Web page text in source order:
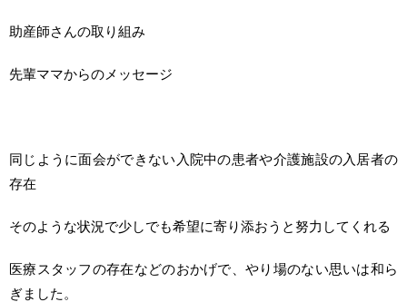
助産師さんの取り組み
先輩ママからのメッセージ
同じように面会ができない入院中の患者や介護施設の入居者の
存在
そのような状況で少しでも希望に寄り添おうと努力してくれる
医療スタッフの存在などのおかげで、やり場のない思いは和ら
ぎました。